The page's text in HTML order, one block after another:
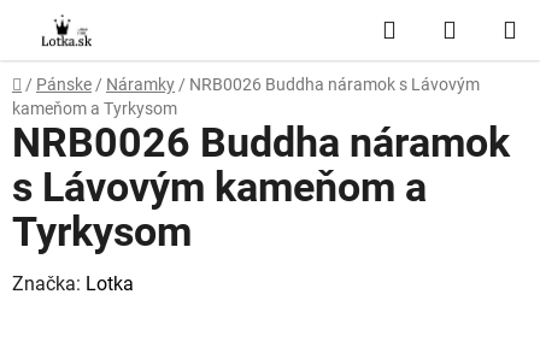
obsah
Hľadať
KOŠÍK
Domov
/ Pánske / Náramky / NRB0026 Buddha náramok s Lávovým
kameňom a Tyrkysom
NRB0026 Buddha náramok
s Lávovým kameňom a
Tyrkysom
Značka: Lotka